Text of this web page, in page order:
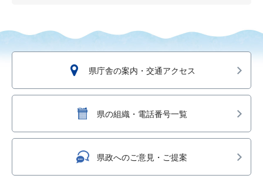
県庁舎の案内・交通アクセス
県の組織・電話番号一覧
県政へのご意見・ご提案